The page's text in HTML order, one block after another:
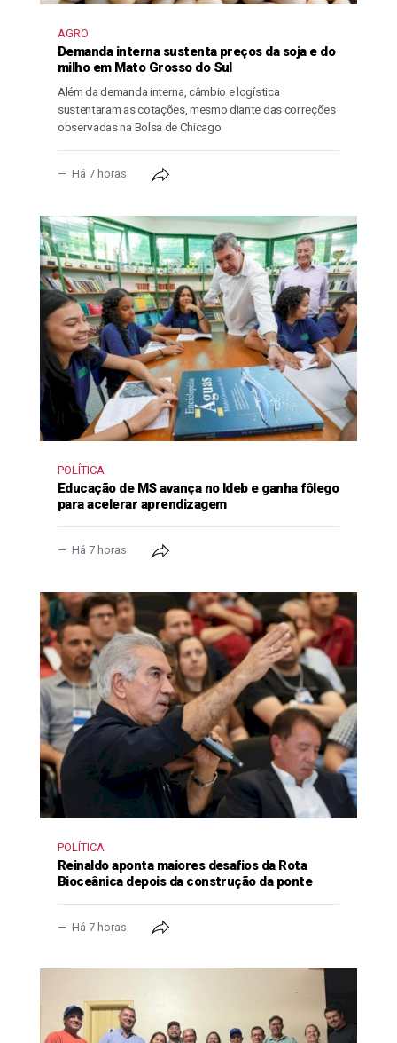
AGRO
Demanda interna sustenta preços da soja e do
milho em Mato Grosso do Sul
Além da demanda interna, câmbio e logística
sustentaram as cotações, mesmo diante das correções
observadas na Bolsa de Chicago
Há 7 horas
POLÍTICA
Educação de MS avança no Ideb e ganha fôlego
para acelerar aprendizagem
Há 7 horas
POLÍTICA
Reinaldo aponta maiores desafios da Rota
Bioceânica depois da construção da ponte
Há 7 horas